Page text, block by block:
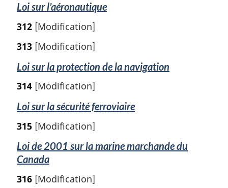
n
a
l
e
Loi sur l’aéronautique
312 [Modification]
313 [Modification]
Loi sur la protection de la navigation
314 [Modification]
Loi sur la sécurité ferroviaire
315 [Modification]
Loi de 2001 sur la marine marchande du
Canada
316 [Modification]